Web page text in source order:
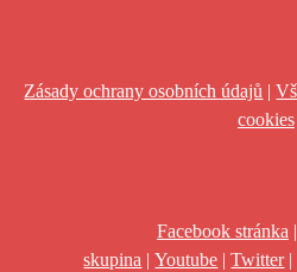
Zásady ochrany osobních údajů |
cookies
Facebook stránka |
skupina |Youtube |Twitter|